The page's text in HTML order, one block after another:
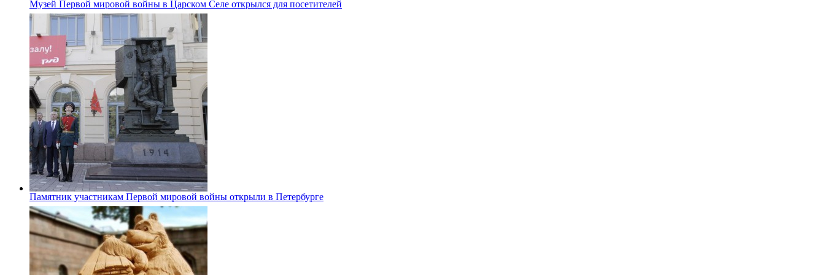
Музей Первой мировой войны в Царском Селе открылся для посетителей
Памятник участникам Первой мировой войны открыли в Петербурге